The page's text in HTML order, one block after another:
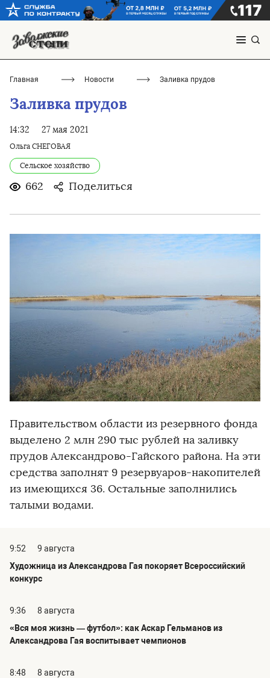
Главная Новости Заливка прудов
Заливка прудов
14:32 27 мая 2021
Ольга СНЕГОВАЯ
Сельское хозяйство
662 Поделиться
Правительством области из резервного фонда
выделено 2 млн 290 тыс рублей на заливку
прудов Александрово-Гайского района. На эти
средства заполнят 9 резервуаров-накопителей
из имеющихся 36. Остальные заполнились
талыми водами.
9:52
9 августа
Художница из Александрова Гая покоряет Всероссийский
конкурс
9:36
8 августа
«Вся моя жизнь — футбол»: как Аскар Гельманов из
Александрова Гая воспитывает чемпионов
8:48
8 августа